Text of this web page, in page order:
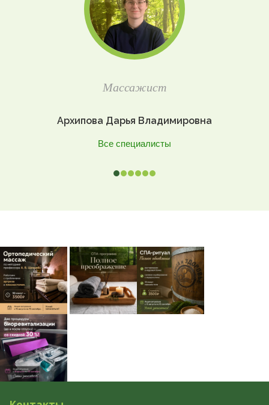
Массажист
Архипова Дарья Владимировна
Все специалисты